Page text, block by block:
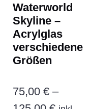
Waterworld
Skyline –
Acrylglas
verschiedene
Größen
75,00 € –